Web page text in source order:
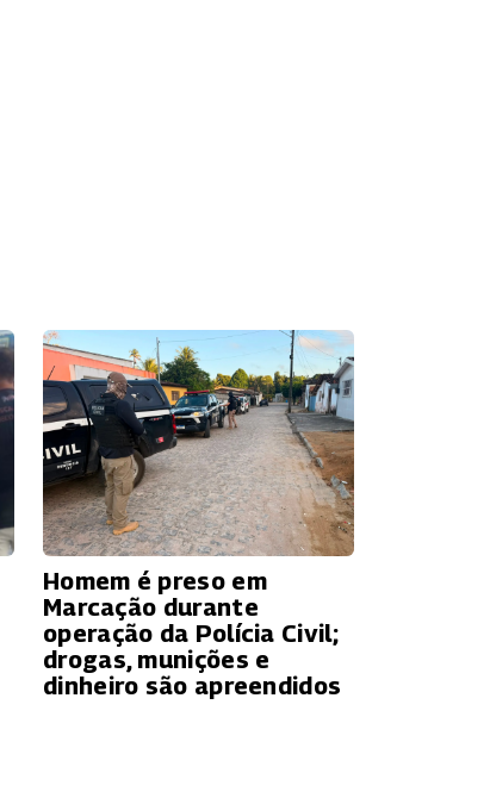
Homem é preso em
Marcação durante
operação da Polícia Civil;
drogas, munições e
dinheiro são apreendidos